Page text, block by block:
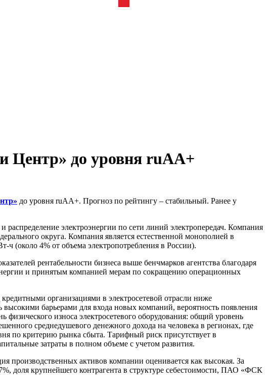
Центр» до уровня ruAA+
до уровня ruAA+. Прогноз по рейтингу – стабильный. Ранее у
электроэнергии по сети линий электропередач. Компания
округа. Компания является естественной монополией в
ч (около 4% от объема электропотребления в России).
рентабельности бизнеса выше бенчмарков агентства благодаря
и принятым компанией мерам по сокращению операционных
организациями в электросетевой отрасли ниже
барьерами для входа новых компаний, вероятность появления
износа электросетевого оборудования: общий уровень
среднедушевого денежного дохода на человека в регионах, где
по критерию рынка сбыта. Тарифный риск присутствует в
затраты в полном объеме с учетом развития.
производственных активов компании оценивается как высокая. За
доля крупнейшего контрагента в структуре себестоимости, ПАО «ФСК